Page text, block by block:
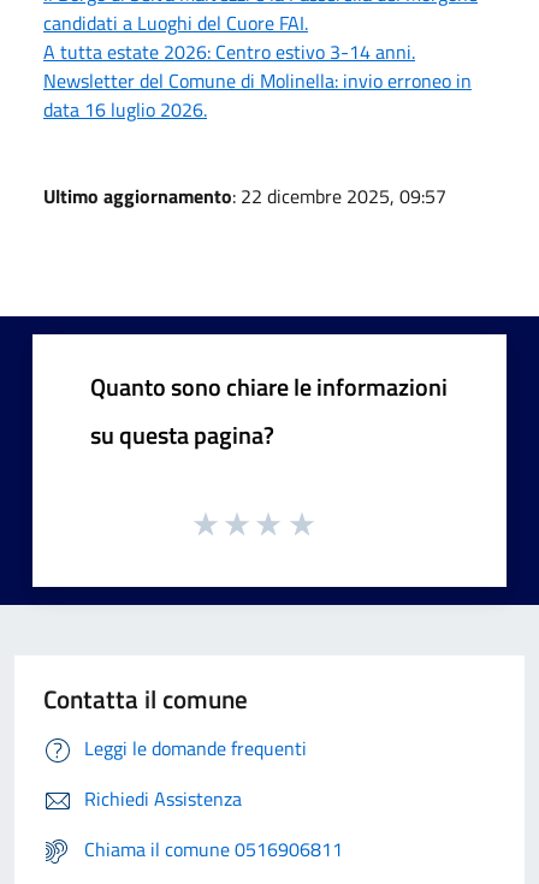
candidati a Luoghi del Cuore FAI.
A tutta estate 2026: Centro estivo 3-14 anni.
Newsletter del Comune di Molinella: invio erroneo in
data 16 luglio 2026.
Ultimo aggiornamento: 22 dicembre 2025, 09:57
Quanto sono chiare le informazioni
su questa pagina?
Contatta il comune
Leggi le domande frequenti
Richiedi Assistenza
Chiama il comune 0516906811